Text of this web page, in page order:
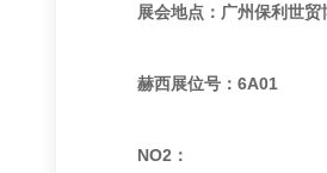
展会地点：广州保利世
赫西展位号：6A01
NO2：